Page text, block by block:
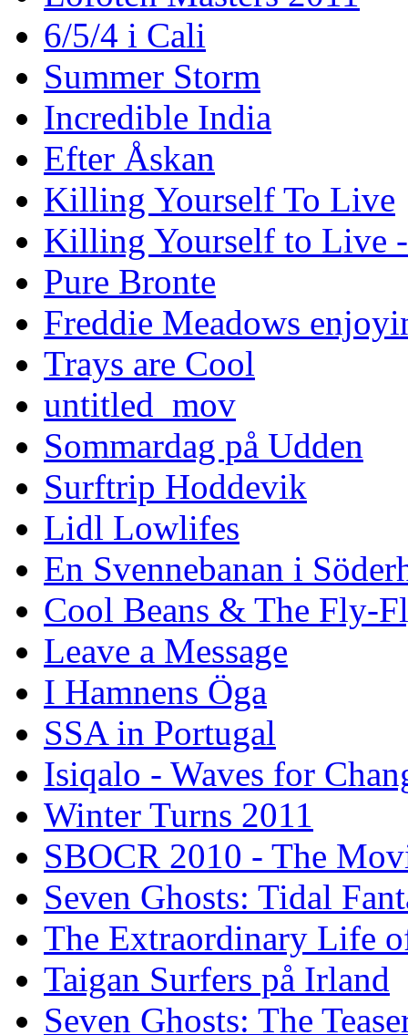
6/5/4 i Cali
Summer Storm
Incredible India
Efter Åskan
Killing Yourself To Live
Killing Yourself to Live -
Pure Bronte
Freddie Meadows
Trays are Cool
untitled_mov
Sommardag på Udden
Surftrip Hoddevik
Lidl Lowlifes
En Svennebanan i
Cool Beans & The Fly-
Leave a Message
I Hamnens Öga
SSA in Portugal
Isiqalo - Waves for
Winter Turns 2011
SBOCR 2010 - The
Seven Ghosts: Tidal
The Extraordinary Life
Taigan Surfers på Irland
Seven Ghosts: The